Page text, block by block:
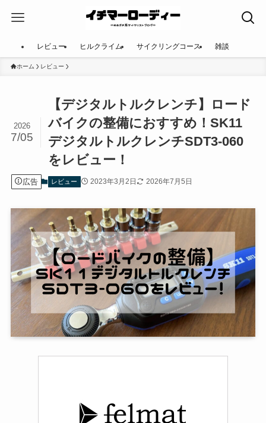
レビュー ヒルクライム サイクリングコース 雑談
ホーム レビュー
【デジタルトルクレンチ】ロード
バイクの整備におすすめ！SK11
デジタルトルクレンチSDT3-060
をレビュー！
2026
7/05
広告 レビュー 2023年3月2日 2026年7月5日